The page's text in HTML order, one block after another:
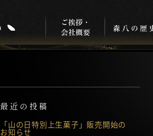
最近の投稿
「山の日特別上生菓子」販売開始の
お知らせ